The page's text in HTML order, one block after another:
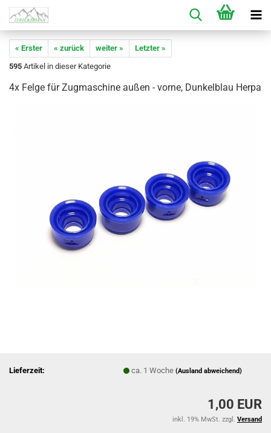
« Erster « zurück weiter »
Letzter »
595 Artikel in dieser Kategorie
4x Felge für Zugmaschine außen - vorne, Dunkelblau Herpa
Lieferzeit: ca. 1 Woche(Ausland abweichend)
1,00 EUR
inkl. 19% MwSt. zzgl. Versand